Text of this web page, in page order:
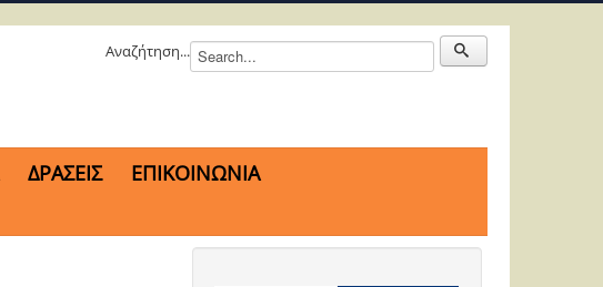
Αναζήτηση...
ΔΡΑΣΕΙΣ
ΕΠΙΚΟΙΝΩΝΙΑ